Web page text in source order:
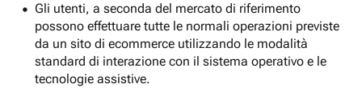
Gli utenti, a seconda del mercato di riferimento
possono effettuare tutte le normali operazioni previste
da un sito di ecommerce utilizzando le modalità
standard di interazione con il sistema operativo e le
tecnologie assistive.